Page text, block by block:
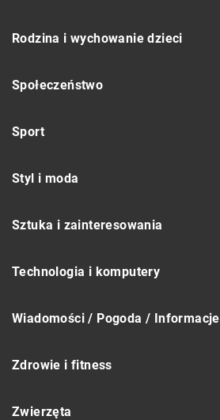
Rodzina i wychowanie dzieci
Społeczeństwo
Sport
Styl i moda
Sztuka i zainteresowania
Technologia i komputery
Wiadomości / Pogoda / Informacje
Zdrowie i fitness
Zwierzęta